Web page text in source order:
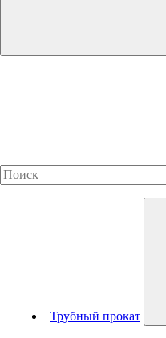
Трубный прокат